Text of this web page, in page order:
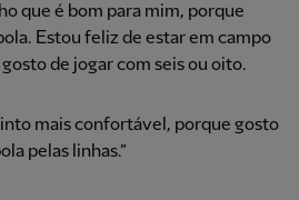
que é bom para mim, porque
Estou feliz de estar em campo
de jogar com seis ou oito.
mais confortável, porque gosto
pelas linhas.”